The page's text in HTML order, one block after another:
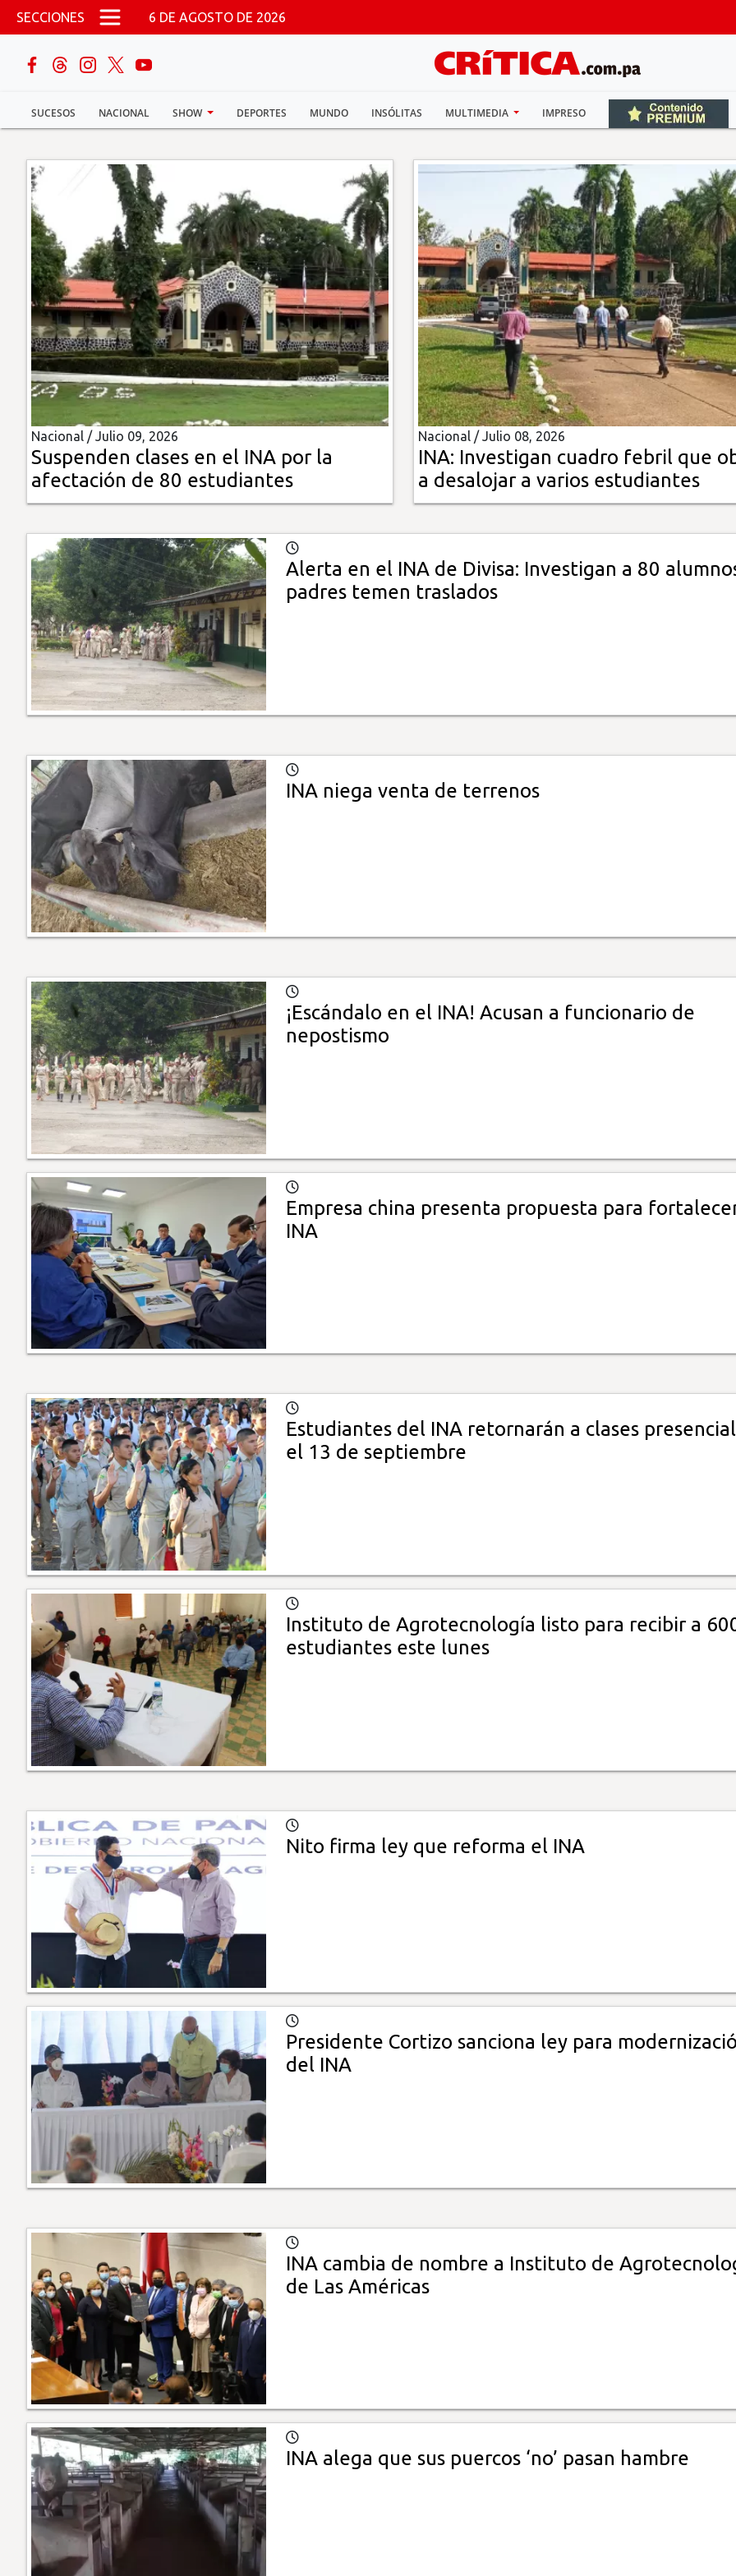
Pasar al contenido principal
SECCIONES 6 DE AGOSTO DE 2026
SUCESOS NACIONAL SHOW DEPORTES MUNDO INSÓLITAS MULTIMEDIA IMPRESO
buscar
Sucesos
Nacional
Política
Show
Deportes
Mundo
Insólitas
Multimedia
Impreso
Nacional /Julio 09, 2026
Suspenden clases en el INA por la
afectación de 80 estudiantes
Nacional /Julio 08, 2026
INA: Investigan cuadro febril que
a desalojar a varios estudiantes
Alerta en el INA de Divisa: Investigan a 80
padres temen traslados
INA niega venta de terrenos
¡Escándalo en el INA! Acusan a funcionario de
nepostismo
Empresa china presenta propuesta para
INA
Estudiantes del INA retornarán a clases
el 13 de septiembre
Instituto de Agrotecnología listo para recibir a
estudiantes este lunes
Nito firma ley que reforma el INA
Presidente Cortizo sanciona ley para
del INA
INA cambia de nombre a Instituto de
de Las Américas
INA alega que sus puercos ‘no’ pasan hambre